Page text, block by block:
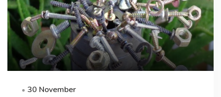
30 November